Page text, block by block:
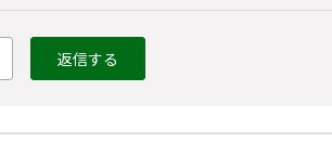
返信する